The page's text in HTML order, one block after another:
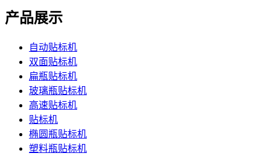
产品展示
自动贴标机
双面贴标机
扁瓶贴标机
玻璃瓶贴标机
高速贴标机
贴标机
椭圆瓶贴标机
塑料瓶贴标机